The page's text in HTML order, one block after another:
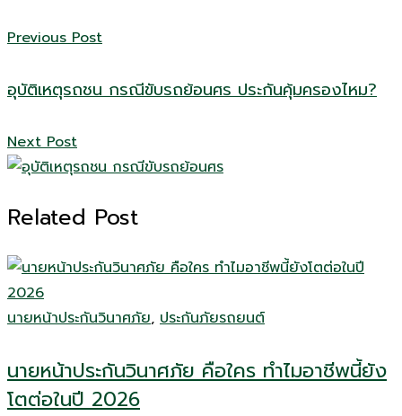
Previous Post
อุบัติเหตุรถชน กรณีขับรถย้อนศร ประกันคุ้มครองไหม?
Next Post
Related Post
นายหน้าประกันวินาศภัย, ประกันภัยรถยนต์
นายหน้าประกันวินาศภัย คือใคร ทำไมอาชีพนี้ยัง
โตต่อในปี 2026